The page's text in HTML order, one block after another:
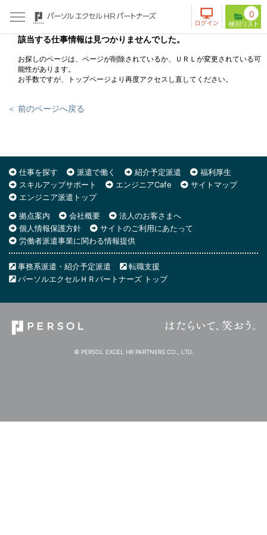
0
該当する仕事情報は見つかりませんでした。
お探しのページは、ページが削除されているか、ＵＲＬが変更されている可
能性があります。
お手数ですが、トップページより再度アクセスし直してください。
＜ 前のページへ戻る
仕事を探す 派遣で働く 紹介予定派遣
福利厚生
スキルアップサポート
エンジニアCafe
サイトマップ
エンジニア派遣トップ
拠点案内
会社概要
法人のお客さまへ
個人情報保護方針
サイトのご利用にあたって
労働者派遣事業に関わる情報提供
事務系派遣・紹介予定派遣
転職支援
パーソルエクセルＨＲパートナーズ トップ
© PERSOL EXCEL HR PARTNERS CO., LTD.